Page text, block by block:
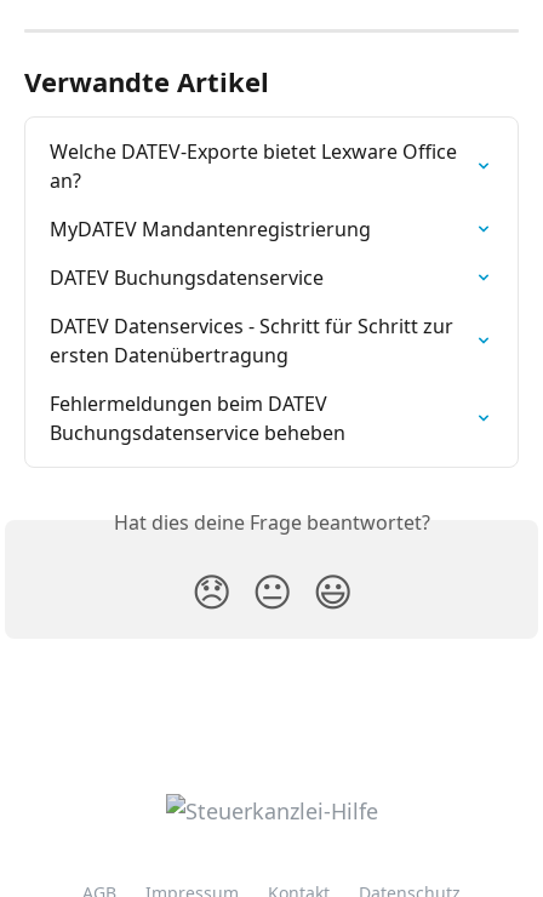
Verwandte Artikel
Welche DATEV-Exporte bietet Lexware Office
an?
MyDATEV Mandantenregistrierung
DATEV Buchungsdatenservice
DATEV Datenservices - Schritt für Schritt zur
ersten Datenübertragung
Fehlermeldungen beim DATEV
Buchungsdatenservice beheben
Hat dies deine Frage beantwortet?
😞 😐 😃